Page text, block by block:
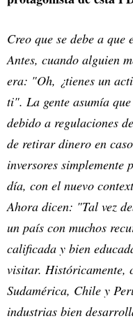
Creo que se debe a
Antes, cuando alguien
era: "Oh, ¿tienes un
ti". La gente asumía
debido a regulaciones
de retirar dinero en
inversores simplemente
día, con el nuevo
Ahora dicen: "Tal vez
un país con muchos
calificada y bien
visitar. Históricamente,
Sudamérica, Chile y
industrias bien